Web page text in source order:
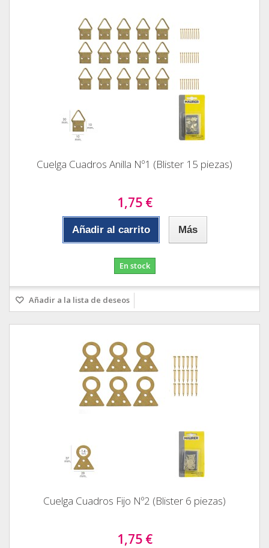
Cuelga Cuadros Anilla Nº1 (Blister 15 piezas)
1,75 €
Añadir al carrito Más
En stock
Añadir a la lista de deseos
Cuelga Cuadros Fijo Nº2 (Blister 6 piezas)
1,75 €